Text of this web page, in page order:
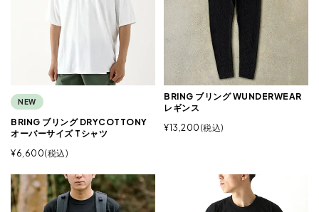
NEW
BRING ブリング DRYCOTTONY
オーバーサイズ Tシャツ
¥6,600 税込
BRING ブリング WUNDERWEAR
レギンス
¥13,200 税込